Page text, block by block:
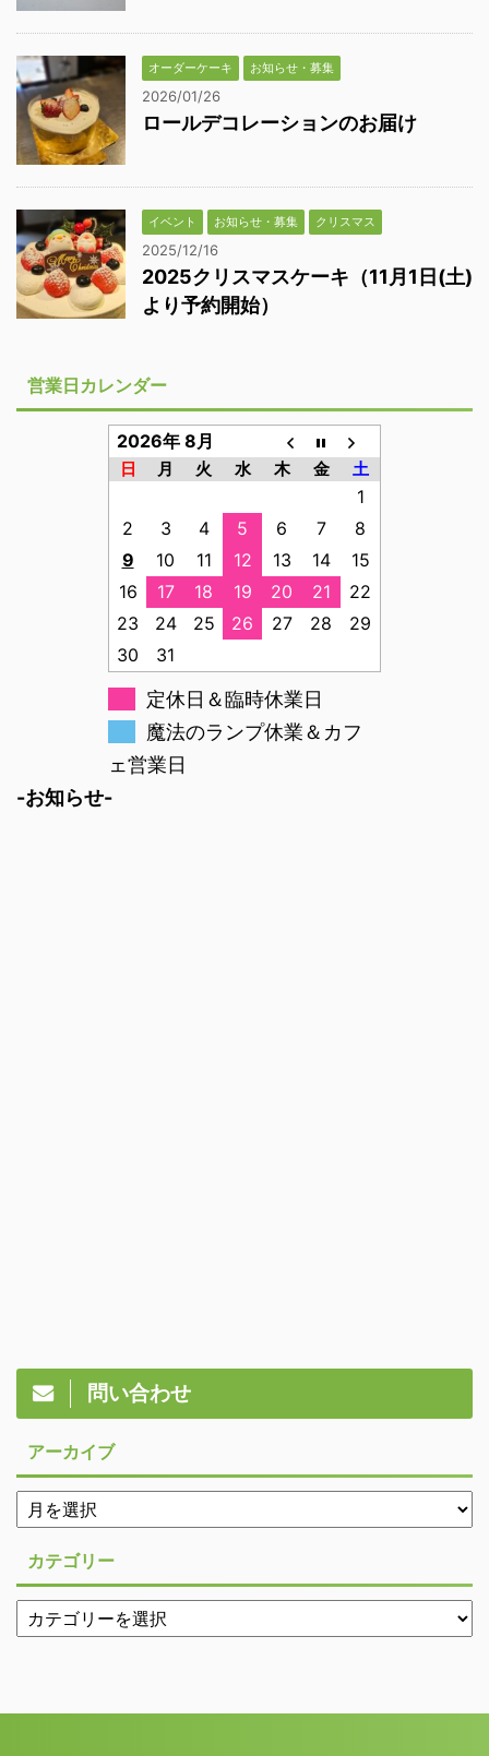
オーダーケーキ お知らせ・募集
2026/01/26
ロールデコレーションのお届け
イベント お知らせ・募集 クリスマス
2025/12/16
2025クリスマスケーキ（11月1日(土)
より予約開始）
営業日カレンダー
2026年 8月
日 月 火 水 木 金 土
1
2
3 4 5 6 7
8
9
10 11 12 13 14
15
16
17 18 19 20 21
22
23
24 25 26 27 28
29
30
31
定休日＆臨時休業日
魔法のランプ休業＆カフ
ェ営業日
-お知らせ-
問い合わせ
アーカイブ
カテゴリー